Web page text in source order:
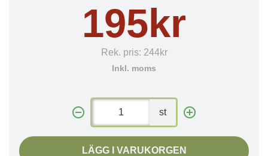
195kr
Rek. pris: 244kr
Inkl. moms
st
LÄGG I VARUKORGEN